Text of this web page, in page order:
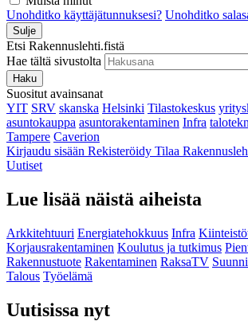
Unohditko käyttäjätunnuksesi? Unohditko
Sulje
Etsi Rakennuslehti.fistä
Hae tältä sivustolta
Haku
Suositut avainsanat
YIT SRV skanska Helsinki Tilastokeskus
asuntokauppa asuntorakentaminen Infra
Tampere Caverion
Kirjaudu sisään Rekisteröidy Tilaa
Uutiset
Lue lisää näistä aiheista
Arkkitehtuuri Energiatehokkuus Infra
Korjausrakentaminen Koulutus ja tutkimus
Rakennustuote Rakentaminen RaksaTV
Talous Työelämä
Uutisissa nyt